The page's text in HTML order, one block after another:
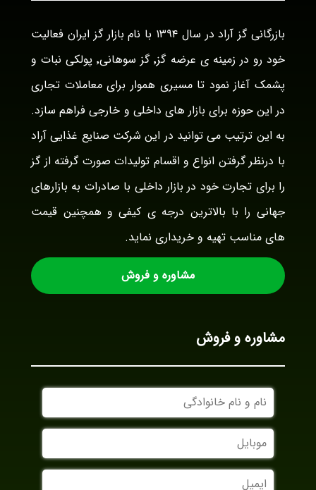
بازرگانی گز آراد در سال ۱۳۹۴ با نام بازار گز ایران فعالیت
خود رو در زمینه ی عرضه گز٬ گز سوهانی٬ پولکی نبات و
پشمک آغاز نمود تا مسیری هموار برای معاملات تجاری
در این حوزه برای بازار های داخلی و خارجی فراهم سازد.
به این ترتیب می توانید در این شرکت صنایع غذایی آراد
با درنظر گرفتن انواع و اقسام تولیدات صورت گرفته از گز
را برای تجارت خود در بازار داخلی با صادرات به بازارهای
جهانی را با بالاترین درجه ی کیفی و همچنین قیمت
های مناسب تهیه و خریداری نماید.
مشاوره و فروش
مشاوره و فروش
نام
و
نام
خانوادگی
موبایل
ایمیل